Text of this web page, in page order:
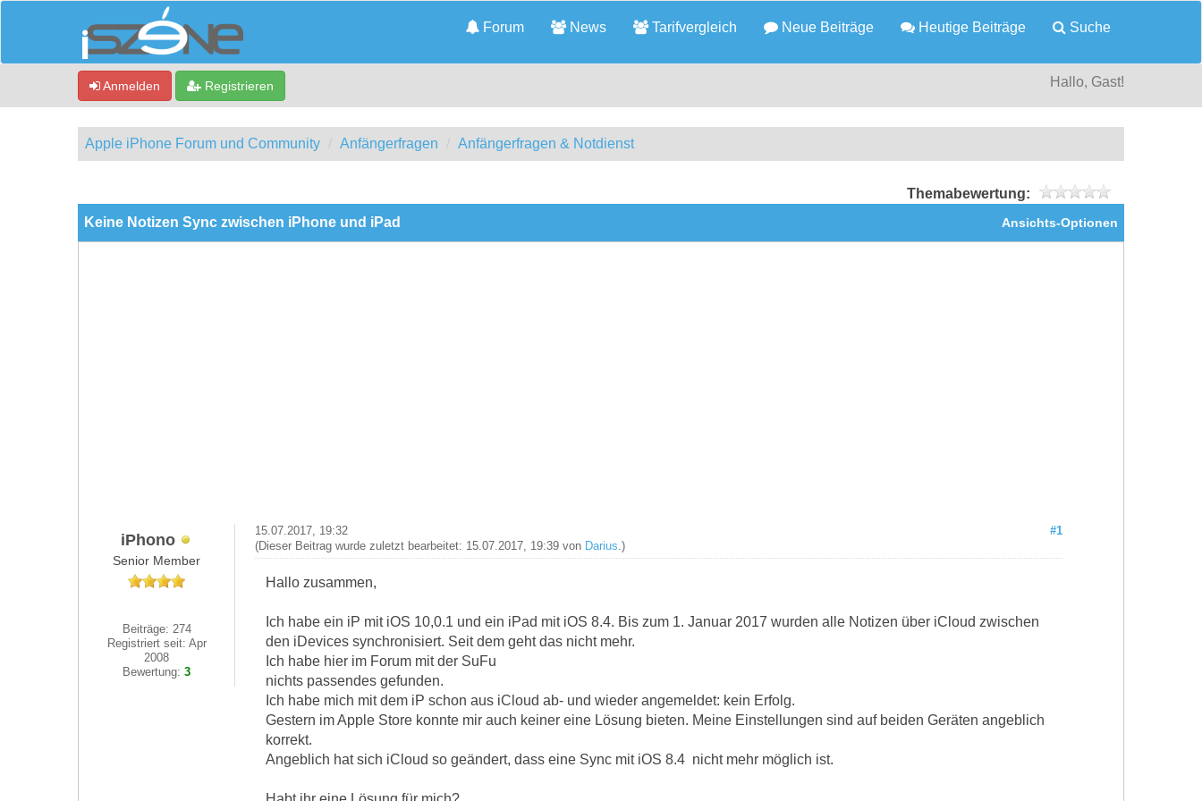
Forum News Tarifvergleich Neue Beiträge Heutige Beiträge Suche
Anmelden Registrieren Hallo, Gast!
Apple iPhone Forum und Community Anfängerfragen Anfängerfragen & Notdienst
Themabewertung:
Ansichts-Optionen
Keine Notizen Sync zwischen iPhone und iPad
iPhono
Senior Member
Beiträge: 274
Registriert seit: Apr
2008
Bewertung:3
#1
15.07.2017, 19:32
(Dieser Beitrag wurde zuletzt bearbeitet: 15.07.2017, 19:39 von Darius .)
Hallo zusammen,
Ich habe ein iP mit iOS 10,0.1 und ein iPad mit iOS 8.4. Bis zum 1. Januar 2017 wurden alle Notizen über iCloud zwischen
den iDevices synchronisiert. Seit dem geht das nicht mehr.
Ich habe hier im Forum mit der SuFu
nichts passendes gefunden.
Ich habe mich mit dem iP schon aus iCloud ab- und wieder angemeldet: kein Erfolg.
Gestern im Apple Store konnte mir auch keiner eine Lösung bieten. Meine Einstellungen sind auf beiden Geräten angeblich
korrekt.
Angeblich hat sich iCloud so geändert, dass eine Sync mit iOS 8.4 nicht mehr möglich ist.